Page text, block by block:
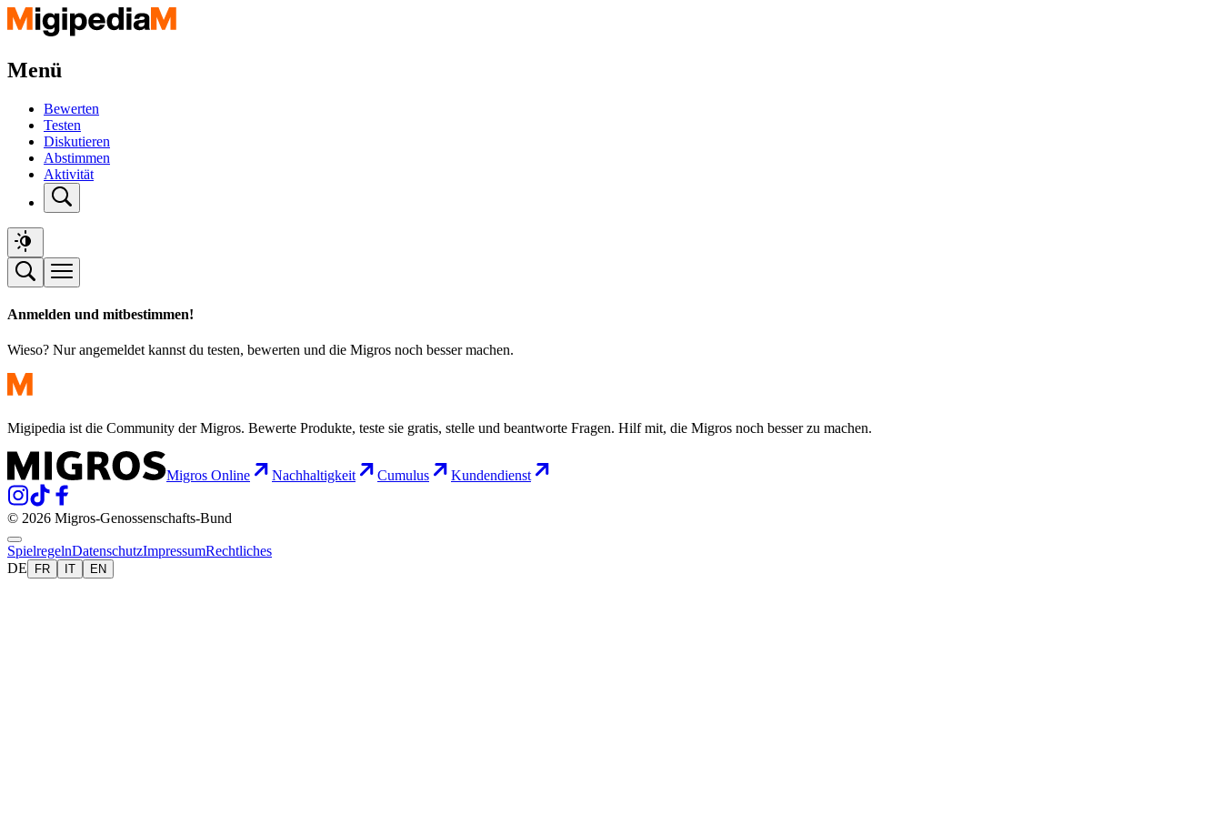
Menü
Bewerten
Testen
Diskutieren
Abstimmen
Aktivität
Anmelden und mitbestimmen!
Wieso? Nur angemeldet kannst du testen, bewerten und die Migros noch besser machen.
Migipedia ist die Community der Migros. Bewerte Produkte, teste sie gratis, stelle und beantworte Fragen. Hilf mit, die Migros noch besser zu machen.
Migros Online Nachhaltigkeit Cumulus Kundendienst
© 2026 Migros-Genossenschafts-Bund
SpielregelnDatenschutzImpressumRechtliches
DE
FR IT EN